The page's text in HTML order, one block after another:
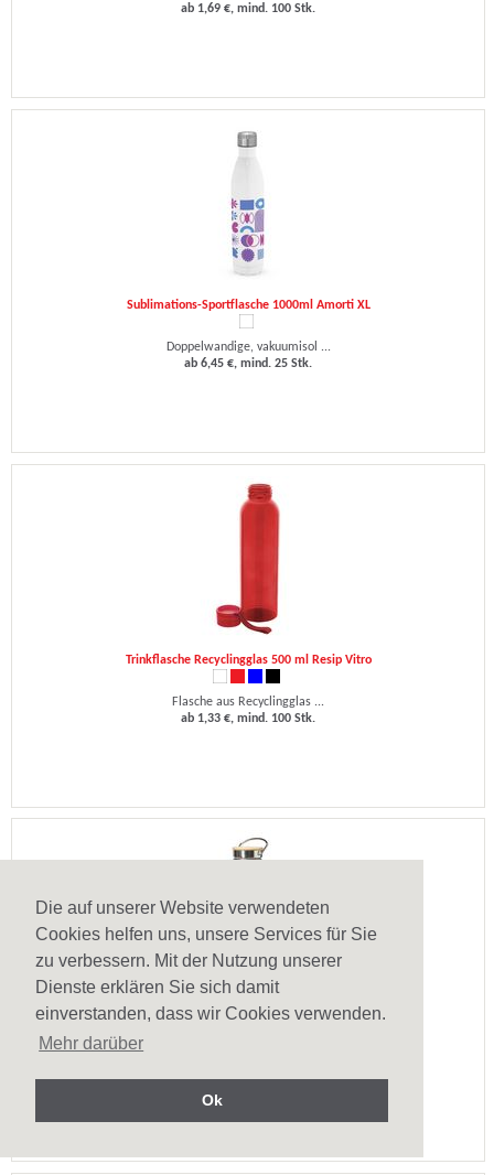
Die auf unserer Website verwendeten
Cookies helfen uns, unsere Services für Sie
zu verbessern. Mit der Nutzung unserer
Dienste erklären Sie sich damit
einverstanden, dass wir Cookies verwenden.
Mehr darüber
Ok
ab 1,69 €, mind. 100 Stk.
Sublimations-Sportflasche 1000ml Amorti XL
Doppelwandige, vakuumisol ...
ab 6,45 €, mind. 25 Stk.
Trinkflasche Recyclingglas 500 ml Resip Vitro
Flasche aus Recyclingglas ...
ab 1,33 €, mind. 100 Stk.
Recycling Edelstahlflasche 750ml Nanga